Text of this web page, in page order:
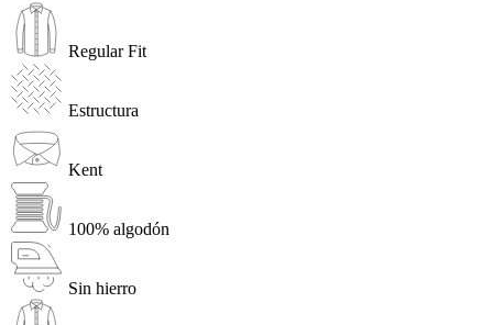
Regular Fit
Estructura
Kent
100% algodón
Sin hierro